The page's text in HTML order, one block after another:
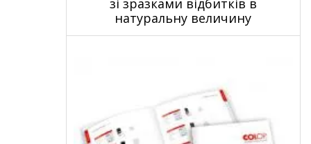
зі зразками відбитків в
натуральну величину